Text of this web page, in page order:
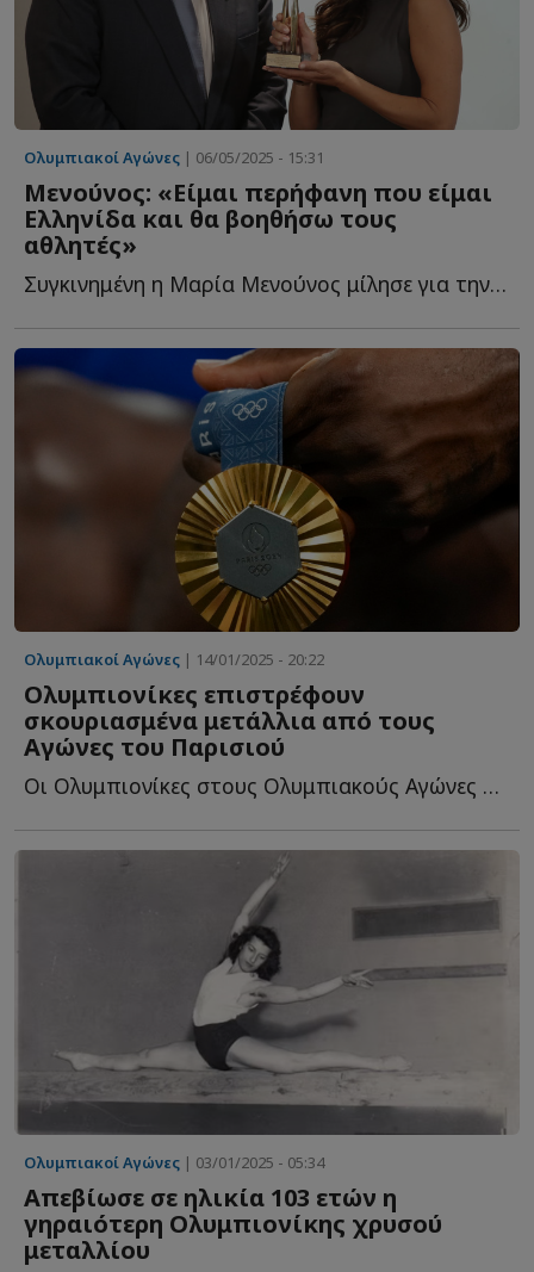
Ολυμπιακοί Αγώνες | 06/05/2025 - 15:31
Μενούνος: «Είμαι περήφανη που είμαι
Ελληνίδα και θα βοηθήσω τους
αθλητές»
Συγκινημένη η Μαρία Μενούνος μίλησε για την Ελλάδα, τ...
Ολυμπιακοί Αγώνες | 14/01/2025 - 20:22
Ολυμπιονίκες επιστρέφουν
σκουριασμένα μετάλλια από τους
Αγώνες του Παρισιού
Οι Ολυμπιονίκες στους Ολυμπιακούς Αγώνες του Παρισιού τ...
Ολυμπιακοί Αγώνες | 03/01/2025 - 05:34
Απεβίωσε σε ηλικία 103 ετών η
γηραιότερη Ολυμπιονίκης χρυσού
μεταλλίου